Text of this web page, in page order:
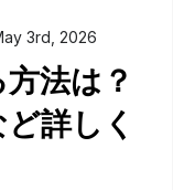
3rd, 2026
法は？
詳しく